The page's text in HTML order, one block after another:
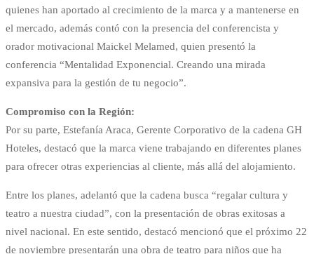
quienes han aportado al crecimiento de la marca y a mantenerse en
el mercado, además contó con la presencia del conferencista y
orador motivacional Maickel Melamed, quien presentó la
conferencia “Mentalidad Exponencial. Creando una mirada
expansiva para la gestión de tu negocio”.
Compromiso con la Región:
Por su parte, Estefanía Araca, Gerente Corporativo de la cadena GH
Hoteles, destacó que la marca viene trabajando en diferentes planes
para ofrecer otras experiencias al cliente, más allá del alojamiento.
Entre los planes, adelantó que la cadena busca “regalar cultura y
teatro a nuestra ciudad”, con la presentación de obras exitosas a
nivel nacional. En este sentido, destacó mencionó que el próximo 22
de noviembre presentarán una obra de teatro para niños que ha